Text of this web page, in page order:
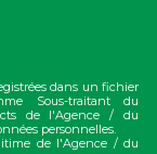
dans un fichier
Sous-traitant du
de l'Agence / du
personnelles.
de l'Agence / du